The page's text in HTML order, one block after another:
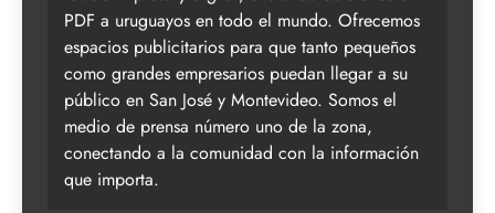
PDF a uruguayos en todo el mundo. Ofrecemos
espacios publicitarios para que tanto pequeños
como grandes empresarios puedan llegar a su
público en San José y Montevideo. Somos el
medio de prensa número uno de la zona,
conectando a la comunidad con la información
que importa.